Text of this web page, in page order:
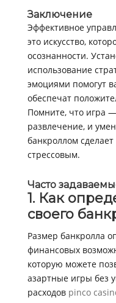
Заключение
Эффективное
это искусство,
осознанности.
использование
эмоциями помогут
обеспечат
Помните, что игра
развлечение, и
банкроллом
стрессовым.
Часто
1. Как
своего
Размер банкролла
финансовых
которую можете
азартные игры без
расходов pinco